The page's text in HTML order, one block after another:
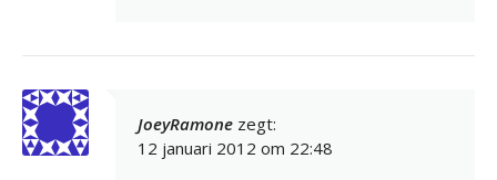
JoeyRamone zegt:
12 januari 2012 om 22:48